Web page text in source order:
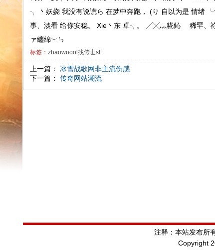
╮ 丶妖娆 我没有说谎ら 在梦中奔跑， (り 自以为是 情绪
事、淡看 给你安稳。 Xie丶东 卓╮。 ╱╳灬糀鈊ゞ 稀罕、
ァ纏綿︶ㄣ
标签： zhaowoool找传世sf
上一篇： 冰雪战歌网非主流伤感
下一篇： 传奇网站潮流
注释：本站发布所
Copyright